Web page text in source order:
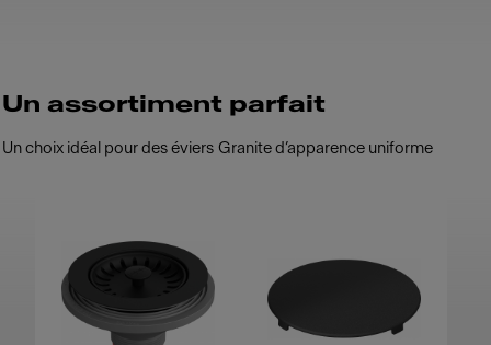
Un assortiment parfait
Un choix idéal pour des éviers Granite d’apparence uniforme